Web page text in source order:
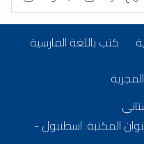
كتب باللغة الفارسية(opens in new tab)
عنوان المكتبة: اسطنبول -